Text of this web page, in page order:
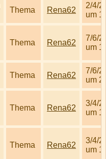
Thema Rena62
2/4/
um
Thema Rena62
7/6/
um
Thema Rena62
7/6/
um
Thema Rena62
3/4/
um
Thema Rena62
3/4/
um